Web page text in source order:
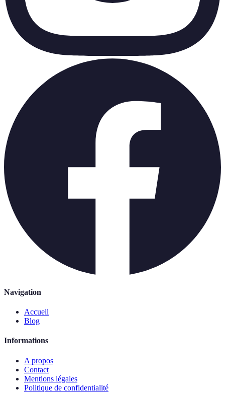
Navigation
Accueil
Blog
Informations
A propos
Contact
Mentions légales
Politique de confidentialité